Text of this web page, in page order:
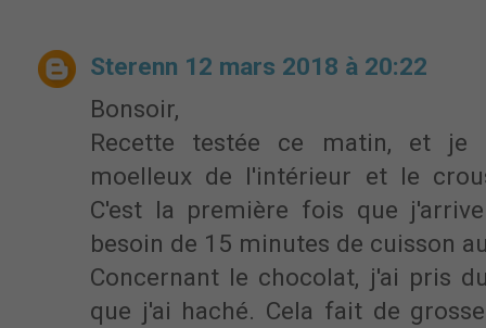
Sterenn 12 mars 2018 à 20:22
Bonsoir,
Recette testée ce matin, et je
moelleux de l'intérieur et le
C'est la première fois que
besoin de 15 minutes de cuisson
Concernant le chocolat, j'ai pris
que j'ai haché. Cela fait de